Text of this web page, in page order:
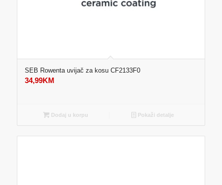
SEB Rowenta uvijač za kosu CF2133F0
34,99KM
Dodaj u korpu Pokaži detalje